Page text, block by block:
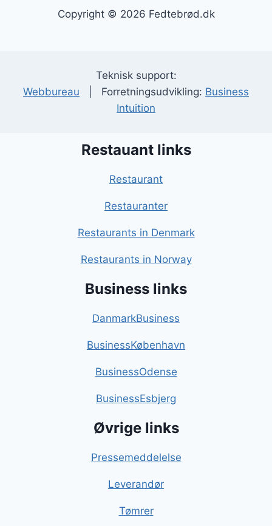
Copyright © 2026 Fedtebrød.dk
Teknisk support:
Webbureau | Forretningsudvikling: Business
Intuition
Restauant links
Restaurant
Restauranter
Restaurants in Denmark
Restaurants in Norway
Business links
DanmarkBusiness
BusinessKøbenhavn
BusinessOdense
BusinessEsbjerg
Øvrige links
Pressemeddelelse
Leverandør
Tømrer